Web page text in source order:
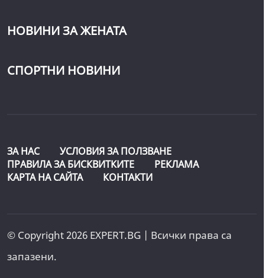
НОВИНИ ЗА ЖЕНАТА
СПОРТНИ НОВИНИ
ЗА НАС
УСЛОВИЯ ЗА ПОЛЗВАНЕ
ПРАВИЛА ЗА БИСКВИТКИТЕ
РЕКЛАМА
КАРТА НА САЙТА
КОНТАКТИ
© Copyright 2026 EXPERT.BG | Всички права са
запазени.